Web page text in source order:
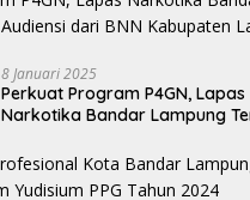
8 Januari 2025
Perkuat Program P4GN, Lapas
Narkotika Bandar Lampung
Selatan